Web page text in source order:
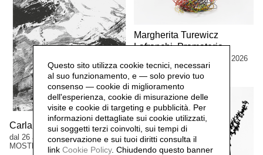
Carla Ferriroli. Sedimenti
dal 26 aprile al 13 settembre 2026
MOSTRE
Margherita Turewicz
Lafranchi. Pramateria
dal 1 marzo al 13 settembre 2026
MOSTRE
Questo sito utilizza cookie tecnici, necessari
al suo funzionamento, e — solo previo tuo
consenso — cookie di miglioramento
dell'esperienza, cookie di misurazione delle
visite e cookie di targeting e pubblicità. Per
informazioni dettagliate sui cookie utilizzati,
sui soggetti terzi coinvolti, sui tempi di
conservazione e sui tuoi diritti consulta il
link Cookie Policy. Chiudendo questo banner